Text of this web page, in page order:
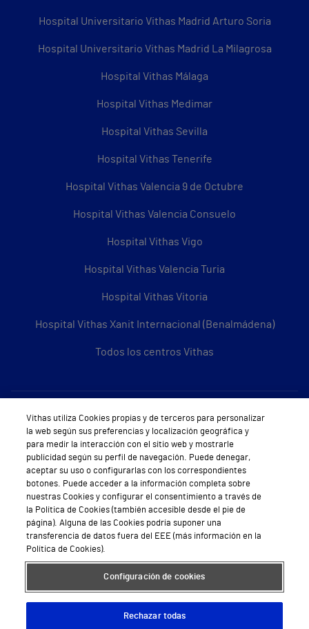
Hospital Universitario Vithas Madrid Arturo Soria
Hospital Universitario Vithas Madrid La Milagrosa
Hospital Vithas Málaga
Hospital Vithas Medimar
Hospital Vithas Sevilla
Hospital Vithas Tenerife
Hospital Vithas Valencia 9 de Octubre
Hospital Vithas Valencia Consuelo
Hospital Vithas Vigo
Hospital Vithas Valencia Turia
Hospital Vithas Vitoria
Hospital Vithas Xanit Internacional (Benalmádena)
Todos los centros Vithas
Sobre Vithas
Quiénes somos
Trabajar en Vithas
Teléfono Cita Médica
Teléfono Atención al Cliente
Política de seguridad y salud en el trabajo
Conoce a Supervita
Vithas utiliza Cookies propias y de terceros para personalizar
la web según sus preferencias y localización geográfica y
para medir la interacción con el sitio web y mostrarle
publicidad según su perfil de navegación. Puede denegar,
aceptar su uso o configurarlas con los correspondientes
botones. Puede acceder a la información completa sobre
nuestras Cookies y configurar el consentimiento a través de
la Política de Cookies (también accesible desde el pie de
página). Alguna de las Cookies podría suponer una
transferencia de datos fuera del EEE (más información en la
Política de Cookies).
Configuración de cookies
Rechazar todas